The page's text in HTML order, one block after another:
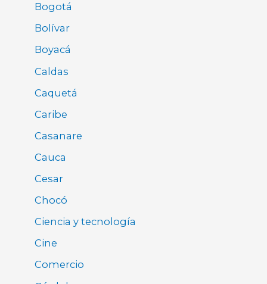
Bogotá
Bolívar
Boyacá
Caldas
Caquetá
Caribe
Casanare
Cauca
Cesar
Chocó
Ciencia y tecnología
Cine
Comercio